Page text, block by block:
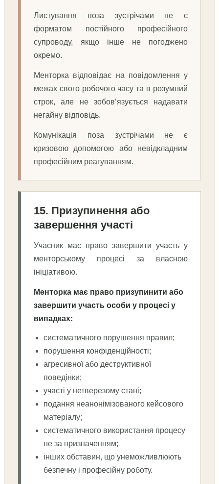
Листування поза зустрічами не є
форматом постійного професійного
супроводу, якщо інше не погоджено
окремо.
Менторка відповідає на повідомлення у
межах свого робочого часу та в розумний
строк, але не зобов’язується надавати
негайну відповідь.
Комунікація поза зустрічами не є
кризовою допомогою або невідкладним
професійним реагуванням.
15. Призупинення або
завершення участі
Учасник має право завершити участь у
менторському процесі за власною
ініціативою.
Менторка має право призупинити або
завершити участь особи у процесі у
випадках:
систематичного порушення правил;
порушення конфіденційності;
агресивної або деструктивної
поведінки;
участі у нетверезому стані;
подання неанонімізованого кейсового
матеріалу;
систематичного використання процесу
не за призначенням;
інших обставин, що унеможливлюють
безпечну і професійну роботу.